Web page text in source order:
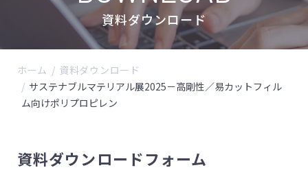
資料ダウンロード
ホーム
資料ダウンロード
サステナブルマテリアル展2025－高剛性／易カットフィル
ム向けポリプロピレン
資料ダウンロードフォーム